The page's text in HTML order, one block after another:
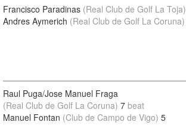
Francisco Paradinas (Real Club de Golf La Toja)
Andres Aymerich (Real Club de Golf La Coruna)
Raul Puga/Jose Manuel Fraga
(Real Club de Golf La Coruna) 7 beat
Manuel Fontan (Club de Campo de Vigo) 5